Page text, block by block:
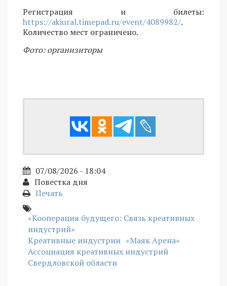
Регистрация и билеты:
https://akiural.timepad.ru/event/4089982/.
Количество мест ограничено.
Фото: организиторы
07/08/2026 - 18:04
Повестка дня
Печать
«Кооперация будущего: Связь креативных
индустрий»
Креативные индустрии «Маяк Арена»
Ассоциация креативных индустрий
Свердловской области